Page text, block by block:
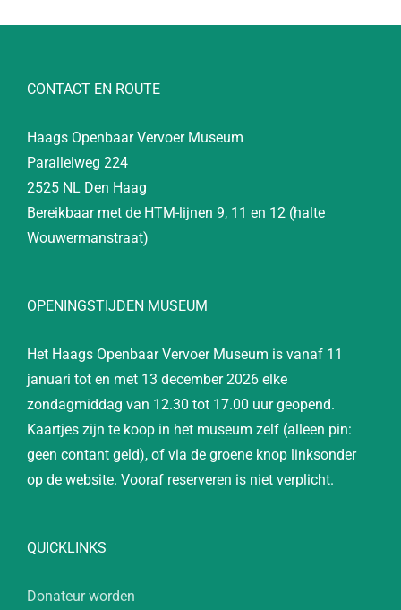
CONTACT EN ROUTE
Haags Openbaar Vervoer Museum
Parallelweg 224
2525 NL Den Haag
Bereikbaar met de HTM-lijnen 9, 11 en 12 (halte
Wouwermanstraat)
OPENINGSTIJDEN MUSEUM
Het Haags Openbaar Vervoer Museum is vanaf 11
januari tot en met 13 december 2026 elke
zondagmiddag van 12.30 tot 17.00 uur geopend.
Kaartjes zijn te koop in het museum zelf (alleen pin:
geen contant geld), of via de groene knop linksonder
op de website. Vooraf reserveren is niet verplicht.
QUICKLINKS
Donateur worden